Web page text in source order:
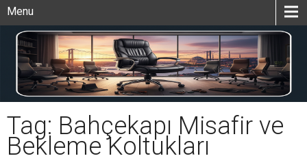
Menu
Tag: Bahçekapı Misafir ve
Bekleme Koltukları